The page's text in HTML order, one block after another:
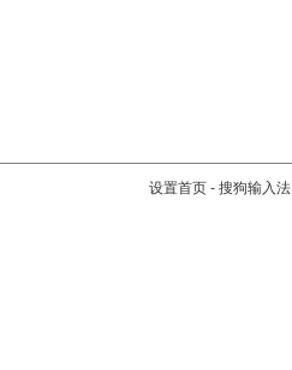
设置首页 - 搜狗输入法